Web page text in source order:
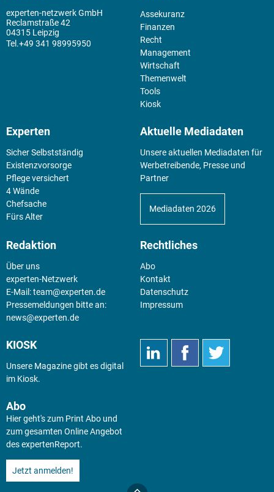
experten-netzwerk GmbH
Reclamstraße 42
04315 Leipzig
+49 341 98995950
Assekuranz
Finanzen
Recht
Management
Wirtschaft
Themenwelt
Tools
Kiosk
Experten
Sicher Selbstständig
Existenz­vorsorge
Pflege versichert
4 Wände
Chefsache
Fürs Alter
Aktuelle Mediadaten
Unsere aktuellen Mediadaten für
Werbetreibende, Presse und
Partner
Mediadaten 2026
Redaktion
Über uns
experten-Netzwerk
E-Mail:team@experten.de
Pressemeldungen bitte an:
news@experten.de
Rechtliches
Abo
Kontakt
Datenschutz
Impressum
KIOSK
Unsere Magazine gibt es digital
im Kiosk.
Abo
Hier geht's zum Print Abo und
zum gesamten Online Angebot
des expertenReport.
Jetzt anmelden!